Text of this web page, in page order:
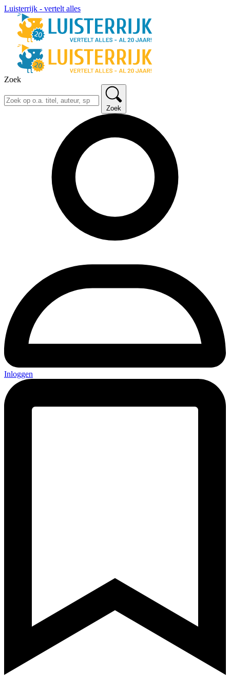
Luisterrijk - vertelt alles
Zoek
Zoek
Inloggen